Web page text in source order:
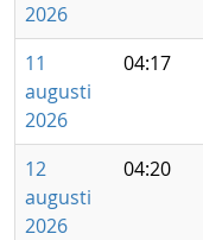
2026
11
augusti
2026
04:17
12
augusti
2026
04:20